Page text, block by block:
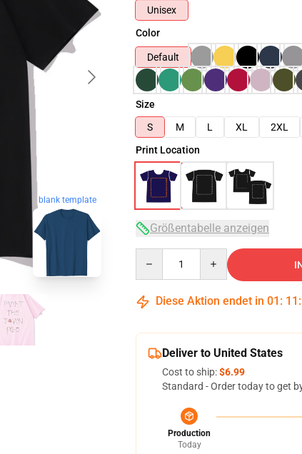
blank template
Unisex
Color
Default
Size
S
M L XL 2XL
Print Location
Größentabelle anzeigen
Diese Aktion endet in 01 : 11 :
Deliver to United States
Cost to ship:$6.99
Standard - Order today to get
Production
Today